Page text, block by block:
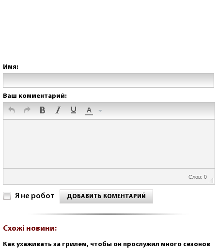
Имя:
Ваш комментарий:
Слов: 0
Я не робот ДОБАВИТЬ КОМЕНТАРИЙ
Схожі новини:
Как ухаживать за грилем, чтобы он прослужил много сезонов